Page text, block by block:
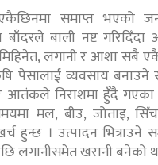
समाप्त भएको
बाँदरले बाली नष्ट
लगानी र आशा सबै
पेसालाई व्यवसाय
आतंकले निराशमा हुँदै
मल, बीउ, जोताइ,
हुन्छ । उत्पादन भित्राउने
लगानीसमेत खरानी बनेको